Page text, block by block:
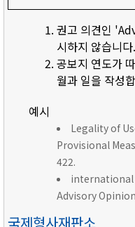
권고 의견인
시하지 않습니다.
공보지 연도가
월과 일을 작성
예시
Legality of
Provisional
422.
international
Advisory
국제형사재판소